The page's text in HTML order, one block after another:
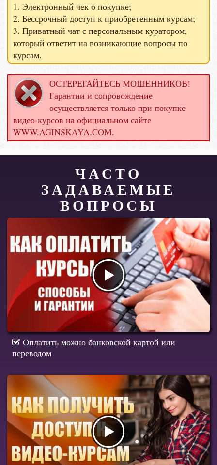
1. Электронный чек о покупке;
2. Бессрочный доступ к приобретенным курсам;
3. Приватный чат с персональным куратором,
который ответит на возникающие вопросы по
курсам.
ОСТЕРЕГАЙТЕСЬ МОШЕННИКОВ!
Гарантии и сопровождение
осуществляется только при покупке
видео-курсов на официальном сайте
WWW.AGINSKAYA.COM.
ЧАСТО
ЗАДАВАЕМЫЕ
ВОПРОСЫ
Оплатить можно банковской картой или
переводом